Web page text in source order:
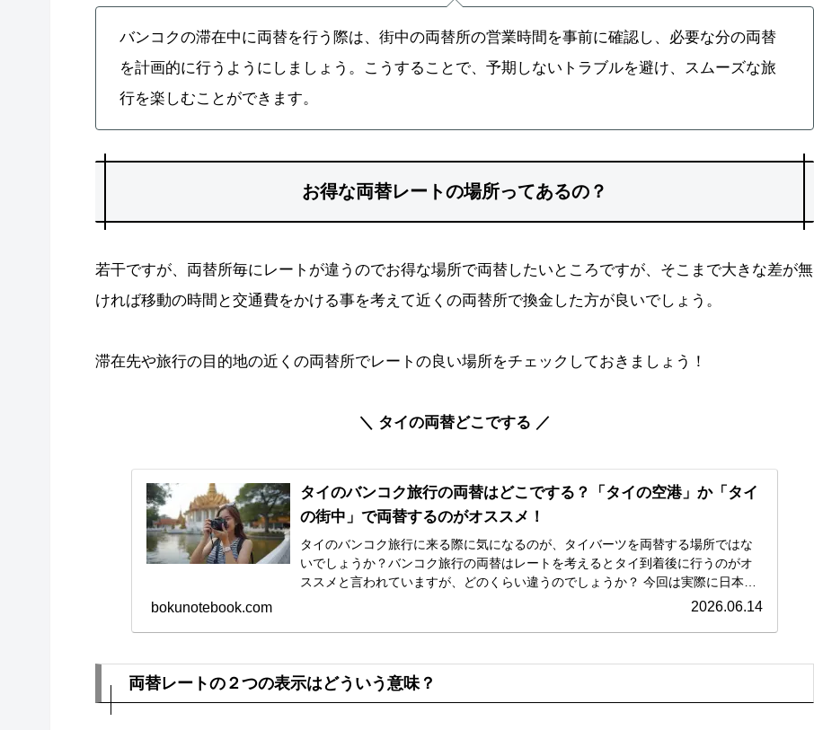
バンコクの滞在中に両替を行う際は、街中の両替所の営業時間を事前に確認し、必要な分の両替
を計画的に行うようにしましょう。こうすることで、予期しないトラブルを避け、スムーズな旅
行を楽しむことができます。
お得な両替レートの場所ってあるの？
若干ですが、両替所毎にレートが違うのでお得な場所で両替したいところですが、そこまで大きな差が無
ければ移動の時間と交通費をかける事を考えて近くの両替所で換金した方が良いでしょう。
滞在先や旅行の目的地の近くの両替所でレートの良い場所をチェックしておきましょう！
＼ タイの両替どこでする ／
タイのバンコク旅行の両替はどこでする？「タイの空港」か「タイ
の街中」で両替するのがオススメ！
タイのバンコク旅行に来る際に気になるのが、タイバーツを両替する場所ではな
いでしょうか？バンコク旅行の両替はレートを考えるとタイ到着後に行うのがオ
ススメと言われていますが、どのくらい違うのでしょうか？ 今回は実際に日本の
空港とタイの街中のレートを比較してみましたのでチェックしてみて、どこでど
bokunotebook.com 2026.06.14
両替レートの２つの表示はどういう意味？